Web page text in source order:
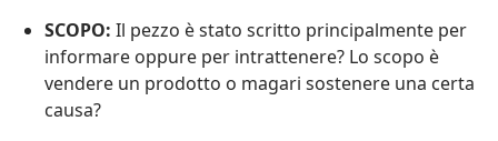
SCOPO: Il pezzo è stato scritto principalmente per
informare oppure per intrattenere? Lo scopo è
vendere un prodotto o magari sostenere una certa
causa?